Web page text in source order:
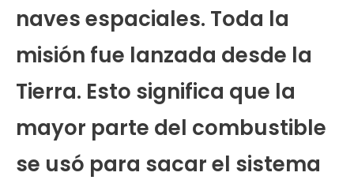
naves espaciales. Toda la
misión fue lanzada desde la
Tierra. Esto significa que la
mayor parte del combustible
se usó para sacar el sistema